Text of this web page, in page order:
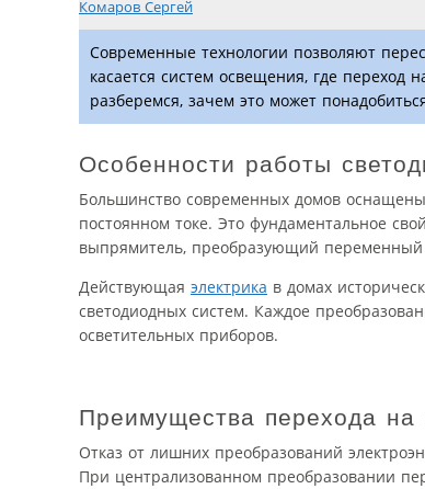
Комаров Сергей
Современные технологии позволяют
касается систем освещения, где переход
разберемся, зачем это может
Особенности работы
Большинство современных домов
постоянном токе. Это фундаментальное
выпрямитель, преобразующий переменный
Действующая электрика в домах
светодиодных систем. Каждое
осветительных приборов.
Преимущества перехода на
Отказ от лишних преобразований
При централизованном преобразовании